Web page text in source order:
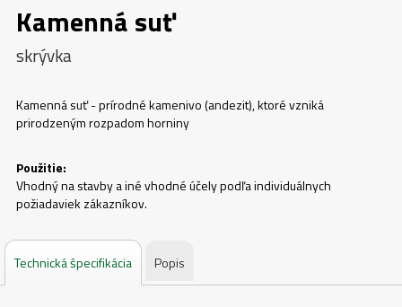
Kamenná suť
skrývka
Kamenná suť - prírodné kamenivo (andezit), ktoré vzniká
prirodzeným rozpadom horniny
Použitie:
Vhodný na stavby a iné vhodné účely podľa individuálnych
požiadaviek zákazníkov.
Technická špecifikácia Popis